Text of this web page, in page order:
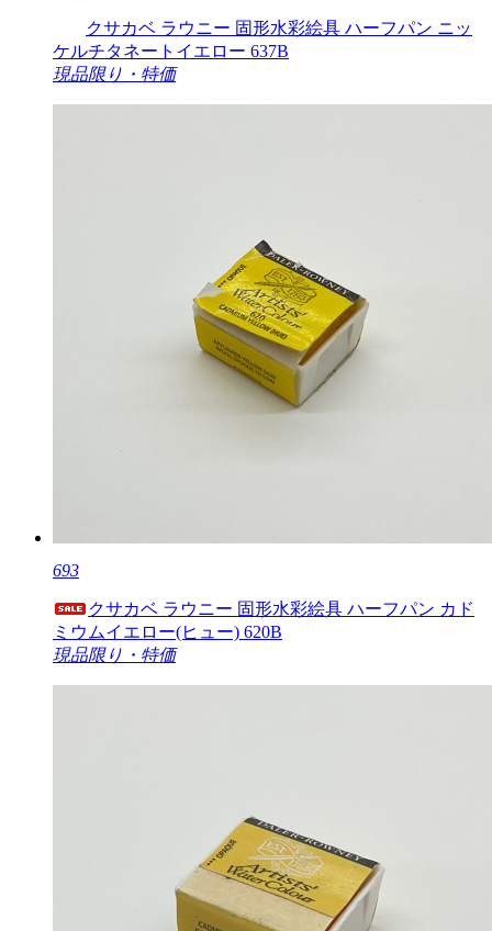
クサカベ ラウニー 固形水彩絵具 ハーフパン ニッ
ケルチタネートイエロー 637B
現品限り・特価
693
クサカベ ラウニー 固形水彩絵具 ハーフパン カド
ミウムイエロー(ヒュー) 620B
現品限り・特価